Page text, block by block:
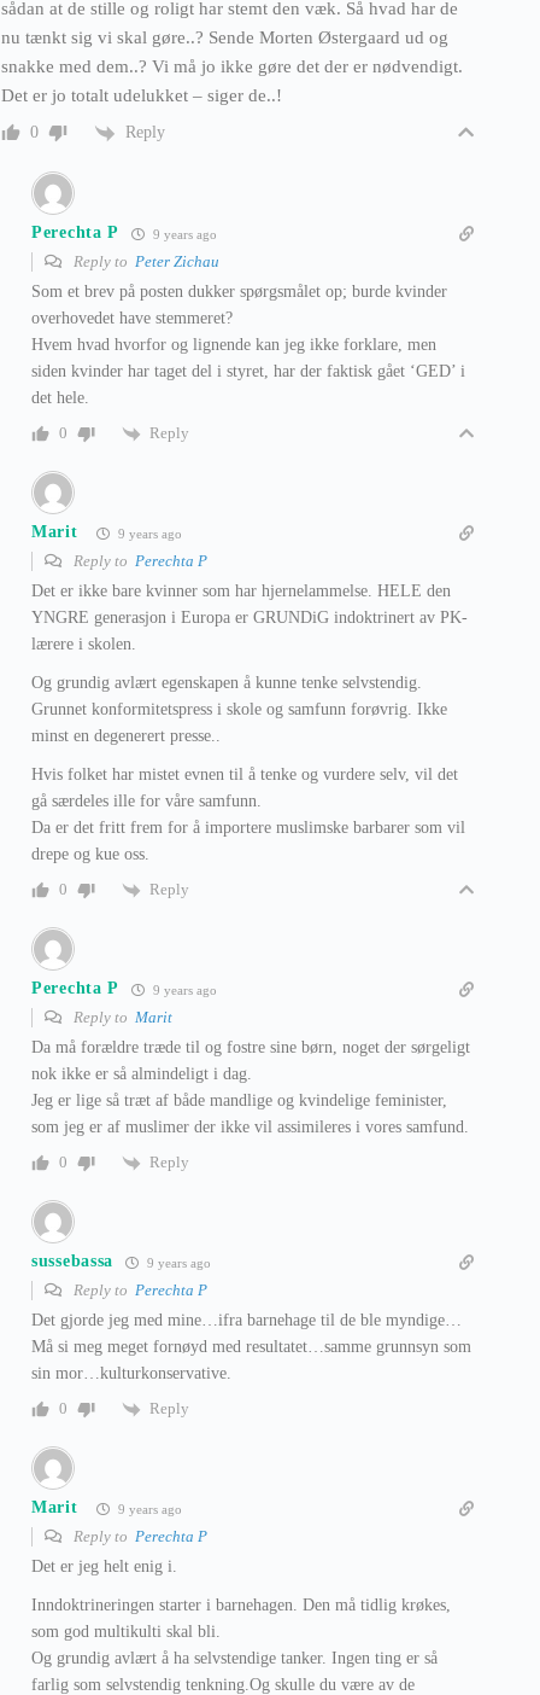
sådan at de stille og roligt har stemt den væk. Så hvad har de
nu tænkt sig vi skal gøre..? Sende Morten Østergaard ud og
snakke med dem..? Vi må jo ikke gøre det der er nødvendigt.
Det er jo totalt udelukket – siger de..!
0 Reply
Perechta P 9 years ago
Reply to Peter Zichau
Som et brev på posten dukker spørgsmålet op; burde kvinder
overhovedet have stemmeret?
Hvem hvad hvorfor og lignende kan jeg ikke forklare, men
siden kvinder har taget del i styret, har der faktisk gået ‘GED’ i
det hele.
0
Reply
Marit 9 years ago
Reply to Perechta P
Det er ikke bare kvinner som har hjernelammelse. HELE den
YNGRE generasjon i Europa er GRUNDiG indoktrinert av PK-
lærere i skolen.
Og grundig avlært egenskapen å kunne tenke selvstendig.
Grunnet konformitetspress i skole og samfunn forøvrig. Ikke
minst en degenerert presse..
Hvis folket har mistet evnen til å tenke og vurdere selv, vil det
gå særdeles ille for våre samfunn.
Da er det fritt frem for å importere muslimske barbarer som vil
drepe og kue oss.
0
Reply
Perechta P 9 years ago
Reply to Marit
Da må forældre træde til og fostre sine børn, noget der sørgeligt
nok ikke er så almindeligt i dag.
Jeg er lige så træt af både mandlige og kvindelige feminister,
som jeg er af muslimer der ikke vil assimileres i vores samfund.
0
Reply
sussebassa 9 years ago
Reply to Perechta P
Det gjorde jeg med mine…ifra barnehage til de ble myndige…
Må si meg meget fornøyd med resultatet…samme grunnsyn som
sin mor…kulturkonservative.
0
Reply
Marit 9 years ago
Reply to Perechta P
Det er jeg helt enig i.
Inndoktrineringen starter i barnehagen. Den må tidlig krøkes,
som god multikulti skal bli.
Og grundig avlært å ha selvstendige tanker. Ingen ting er så
farlig som selvstendig tenkning.Og skulle du være av de